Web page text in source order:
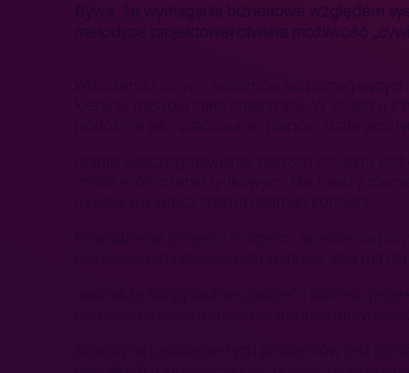
Bywa, że wymagania biznesowe względem
metodyce projektowej otwiera możliwość
Wdrożenia i rozwój systemów
kierunki rozwoju całej organizacji. W związku
Ciągłe uszczegóławianie założeń projektu
zmian w otoczeniu rynkowym. Nie należy
Powodzenie projektu to oprócz spełnienia